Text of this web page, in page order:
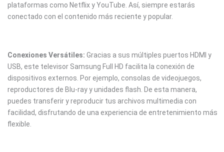
plataformas como Netflix y YouTube. Así, siempre estarás
conectado con el contenido más reciente y popular.
Conexiones Versátiles: Gracias a sus múltiples puertos HDMI y
USB, este televisor Samsung Full HD facilita la conexión de
dispositivos externos. Por ejemplo, consolas de videojuegos,
reproductores de Blu-ray y unidades flash. De esta manera,
puedes transferir y reproducir tus archivos multimedia con
facilidad, disfrutando de una experiencia de entretenimiento más
flexible.